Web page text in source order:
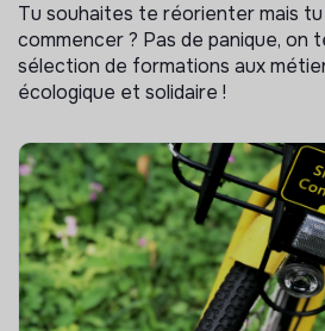
Tu souhaites te réorienter mais tu
commencer ? Pas de panique, on
sélection de formations aux
écologique et solidaire !